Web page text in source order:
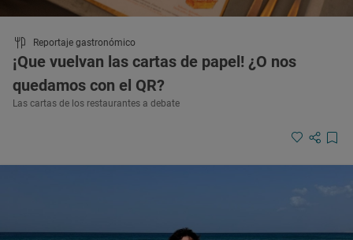
Reportaje gastronómico
¡Que vuelvan las cartas de papel! ¿O nos
quedamos con el QR?
Las cartas de los restaurantes a debate